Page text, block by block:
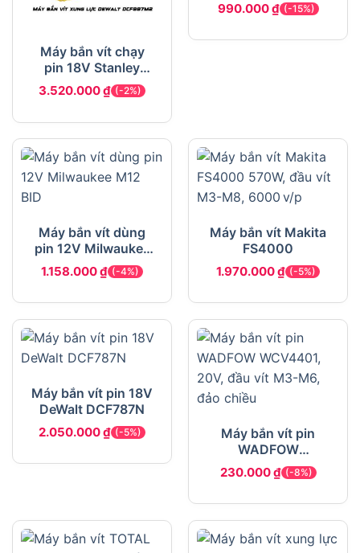
Máy bắn vít chạy
pin 18V Stanley
SBI201D2K
3.520.000₫ (-2%)
990.000₫ (-15%)
Máy bắn vít dùng
pin 12V Milwaukee
M12 BID
1.158.000₫ (-4%)
Máy bắn vít Makita
FS4000
1.970.000₫ (-5%)
Máy bắn vít pin 18V
DeWalt DCF787N
2.050.000₫ (-5%)
Máy bắn vít pin
WADFOW
WCV4401
230.000₫ (-8%)